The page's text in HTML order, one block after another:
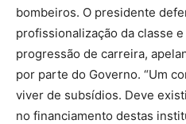
bombeiros. O presidente
profissionalização da classe
progressão de carreira,
por parte do Governo. “Um
viver de subsídios. Deve
no financiamento destas